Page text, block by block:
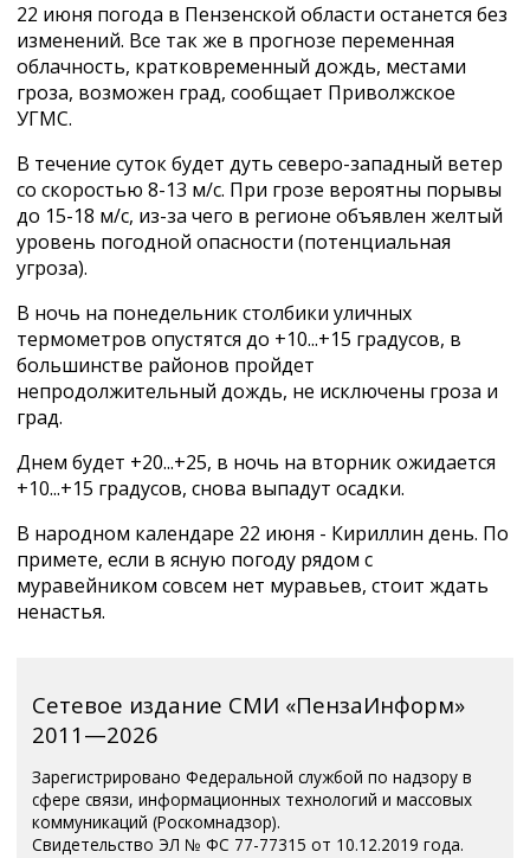
22 июня погода в Пензенской области останется без
изменений. Все так же в прогнозе переменная
облачность, кратковременный дождь, местами
гроза, возможен град, сообщает Приволжское
УГМС.
В течение суток будет дуть северо-западный ветер
со скоростью 8-13 м/с. При грозе вероятны порывы
до 15-18 м/с, из-за чего в регионе объявлен желтый
уровень погодной опасности (потенциальная
угроза).
В ночь на понедельник столбики уличных
термометров опустятся до +10...+15 градусов, в
большинстве районов пройдет
непродолжительный дождь, не исключены гроза и
град.
Днем будет +20...+25, в ночь на вторник ожидается
+10...+15 градусов, снова выпадут осадки.
В народном календаре 22 июня - Кириллин день. По
примете, если в ясную погоду рядом с
муравейником совсем нет муравьев, стоит ждать
ненастья.
Сетевое издание СМИ «ПензаИнформ»
2011—2026
Зарегистрировано Федеральной службой по надзору в
сфере связи, информационных технологий и массовых
коммуникаций (Роскомнадзор).
Свидетельство ЭЛ № ФС 77-77315 от 10.12.2019 года.